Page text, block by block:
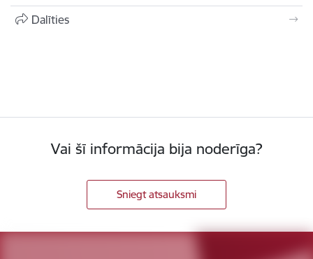
Dalīties
Vai šī informācija bija noderīga?
Sniegt atsauksmi